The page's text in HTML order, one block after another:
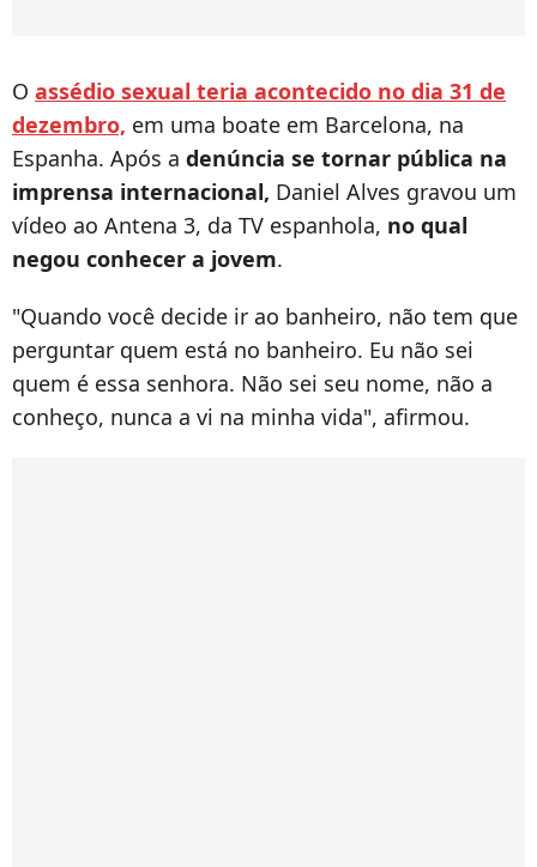
O assédio sexual teria acontecido no dia 31 de
dezembro, em uma boate em Barcelona, na
Espanha. Após a denúncia se tornar pública na
imprensa internacional, Daniel Alves gravou um
vídeo ao Antena 3, da TV espanhola, no qual
negou conhecer a jovem.
"Quando você decide ir ao banheiro, não tem que
perguntar quem está no banheiro. Eu não sei
quem é essa senhora. Não sei seu nome, não a
conheço, nunca a vi na minha vida", afirmou.